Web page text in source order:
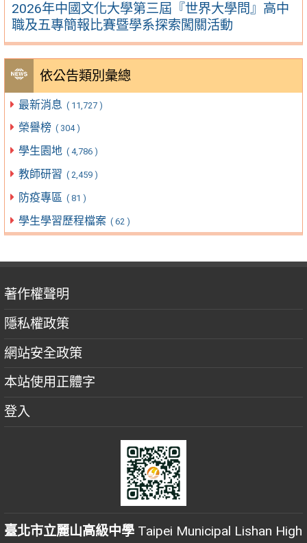
2026年中國文化大學第三屆『世界大學問』高中
職及五專簡報比賽暨學系探索闖關活動
依公告類別彙總
最新消息 ( 11,727 )
榮譽榜 ( 304 )
學生園地 ( 4,786 )
教師研習 ( 2,459 )
防疫專區 ( 81 )
學生學習歷程檔案 ( 62 )
著作權聲明
隱私權政策
網站安全政策
本站使用正體字
登入
臺北市立麗山高級中學 Taipei Municipal Lishan High